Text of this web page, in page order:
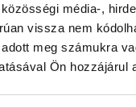
média-,
vissza nem
meg számukra
Ön hozzájárul
egyéb